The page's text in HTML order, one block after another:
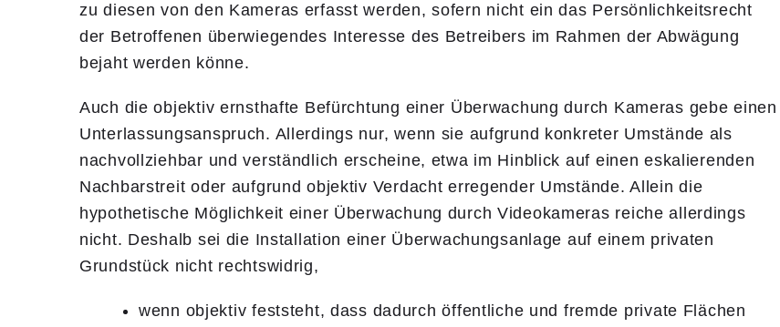
zu diesen von den Kameras erfasst werden, sofern nicht ein das Persönlichkeits­recht
der Betroffenen überwiegendes Interesse des Betreibers im Rahmen der Abwägung
bejaht werden könne.
Auch die objektiv ernsthafte Befürchtung einer Überwachung durch Kame­ras gebe einen
Unterlassungsanspruch. Allerdings nur, wenn sie aufgrund konkreter Um­stände als
nachvollziehbar und verständlich erscheine, etwa im Hinblick auf einen eskalieren­den
Nachbarstreit oder aufgrund objektiv Verdacht erregender Umstände. Al­lein die
hypothetische Möglichkeit einer Überwachung durch Videokameras reiche aller­dings
nicht. Deshalb sei die Installation einer Überwachungsanlage auf einem privaten
Grundstück nicht rechtswidrig,
wenn objektiv feststeht, dass dadurch öffentliche und fremde private Flächen